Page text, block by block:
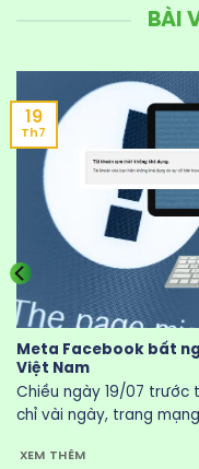
BÀI
Meta Facebook bất
Việt Nam
Chiều ngày 19/07 trước
chỉ vài ngày, trang
XEM THÊM
19
Th7